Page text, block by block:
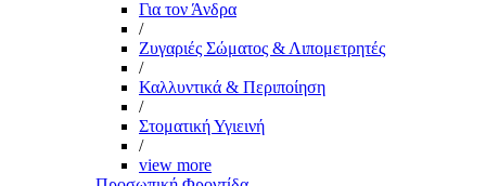
Για τον Άνδρα
/
Ζυγαριές Σώματος & Λιπομετρητές
/
Καλλυντικά & Περιποίηση
/
Στοματική Υγιεινή
/
view more